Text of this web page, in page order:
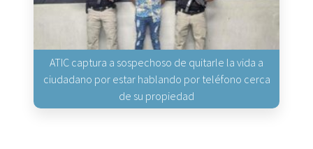
ATIC captura a sospechoso de quitarle la vida a
ciudadano por estar hablando por teléfono cerca
de su propiedad